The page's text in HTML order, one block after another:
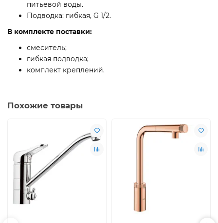
питьевой воды.
Подводка: гибкая, G 1/2.
В комплекте поставки:
смеситель;
гибкая подводка;
комплект креплений.
Похожие товары